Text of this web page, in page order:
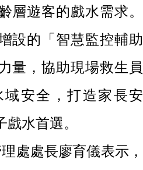
層遊客的戲水需求。
設的「智慧監控輔助
量，協助現場救生員
安全，打造家長安
水首選。
處處長廖育儀表示，